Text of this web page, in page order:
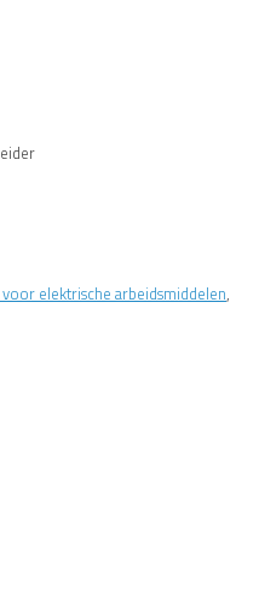
elektrische arbeidsmiddelen,